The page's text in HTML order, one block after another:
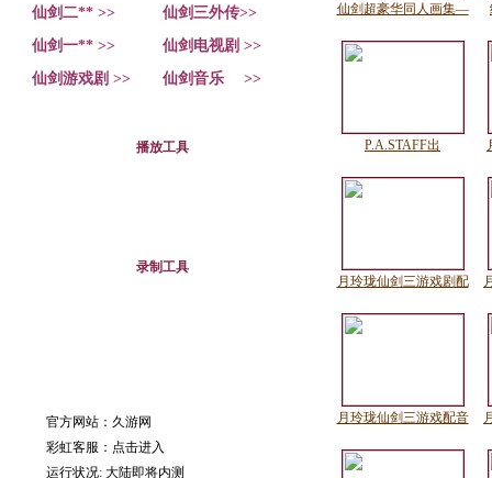
仙剑二** >>
仙剑三外传>>
仙剑一** >>
仙剑电视剧 >>
仙剑游戏剧 >>
仙剑音乐 >>
播放工具
录制工具
官方网站：久游网
彩虹客服： 点击进入
运行状况: 大陆即将内测
仙剑超豪华同人画集—
P.A.STAFF出
月玲珑仙剑三游戏剧配
月玲珑仙剑三游戏配音